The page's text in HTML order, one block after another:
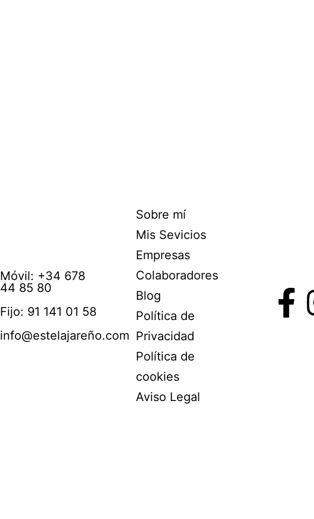
Móvil: +34 678
44 85 80
Fijo: 91 141 01 58
info@estelajareño.com
Sobre mí
Mis Sevicios
Empresas
Colaboradores
Blog
Política de
Privacidad
Política de
cookies
Aviso Legal